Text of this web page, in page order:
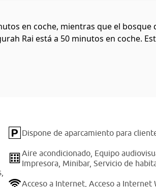
en coche, mientras que el bosque
Rai está a 50 minutos en coche.
Dispone de aparcamiento para
Aire acondicionado, Equipo
Impresora, Minibar,Servicio de
Acceso a Internet,Acceso a Internet